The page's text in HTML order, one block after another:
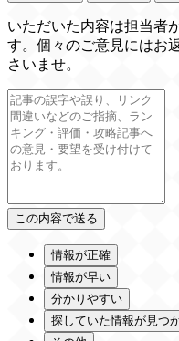
いただいた内容は担当者
す。個々のご意見にはお
さいませ。
情報が正確
情報が早い
分かりやすい
探していた情報が見つ